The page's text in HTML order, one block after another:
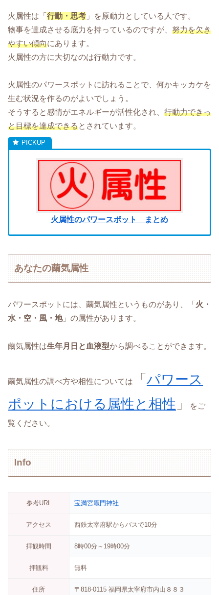
火属性は「 行動・思考 」を原動力としている人です。
物事を達成させる底力を持っているのですが、 努力を欠き
やすい傾向にあります。
火属性の方に大切なのは行動力です。
火属性のパワースポットに訪れることで、何かキッカケを
生む状況を作るのがよいでしょう。
そうすると感情がエネルギーが活性化され、 行動力できっ
と目標を達成できるとされています。
火属性のパワースポット まとめ
あなたの繭気属性
パワースポットには、繭気属性というものがあり、「 火・
水・空・風・地」の属性があります。
繭気属性は生年月日と血液型から調べることができます。
繭気属性の調べ方や相性については 「 パワース
ポットにおける属性と相性 」 をご
覧ください。
Info
参考URL 宝満宮竈門神社
アクセス 西鉄太宰府駅からバスで10分
拝観時間 8時00分～19時00分
拝観料 無料
住所 〒818-0115 福岡県太宰府市内山８８３